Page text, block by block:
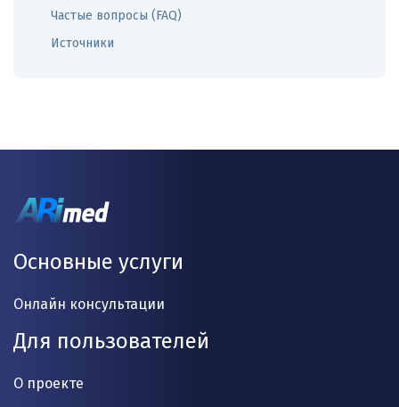
Частые вопросы (FAQ)
Источники
Основные услуги
Онлайн консультации
Для пользователей
О проекте